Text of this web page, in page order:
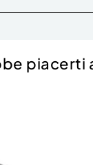
piacerti